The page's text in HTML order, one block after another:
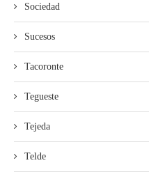
Sociedad
Sucesos
Tacoronte
Tegueste
Tejeda
Telde